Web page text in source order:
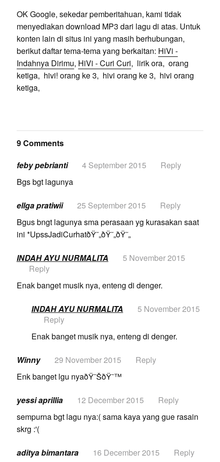
OK Google, sekedar pemberitahuan, kami tidak
menyediakan download MP3 dari lagu di atas. Untuk
konten lain di situs ini yang masih berhubungan,
berikut daftar tema-tema yang berkaitan: HiVi -
Indahnya Dirimu, HiVi - Curi Curi, lirik ora, orang
ketiga, hivi! orang ke 3, hivi orang ke 3, hivi orang
ketiga,
9 Comments
feby pebrianti
4 September 2015
Reply
Bgs bgt lagunya
ellga pratiwii 25 September 2015
Reply
Bgus bngt lagunya sma perasaan yg kurasakan saat
ini *UpssJadiCurhatðŸ˜„ðŸ˜„ðŸ˜„
INDAH AYU NURMALITA
5 November 2015
Reply
Enak banget musik nya, enteng di denger.
INDAH AYU NURMALITA
5 November 2015
Reply
Enak banget musik nya, enteng di denger.
Winny 29 November 2015
Reply
Enk banget lgu nyaðŸ˜ŠðŸ˜™
yessi aprillia 12 December 2015
Reply
sempurna bgt lagu nya:( sama kaya yang gue rasain
skrg :'(
aditya bimantara 16 December 2015 Reply